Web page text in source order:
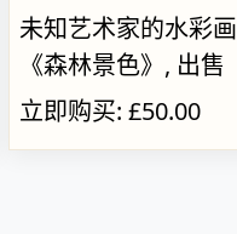
未知艺术家的水彩画
《森林景色》, 出售
立即购买: £50.00